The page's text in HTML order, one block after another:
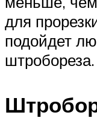
для
подойдет
штробореза.